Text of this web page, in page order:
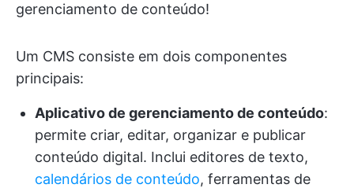
gerenciamento de conteúdo!
Um CMS consiste em dois componentes
principais:
Aplicativo de gerenciamento de conteúdo:
permite criar, editar, organizar e publicar
conteúdo digital. Inclui editores de texto,
calendários de conteúdo, ferramentas de